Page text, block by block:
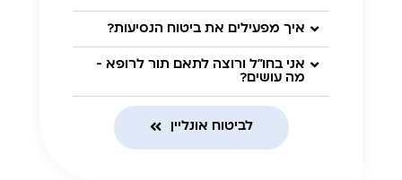
איך מפעילים את ביטוח הנסיעות?
אני בחו"ל ורוצה לתאם תור לרופא -
מה עושים?
לביטוח אונליין